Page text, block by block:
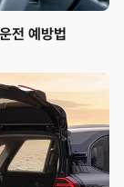
전 예방법